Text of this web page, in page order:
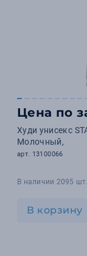
Цена по
Худи унисекс
Молочный,
арт. 13100066
В наличии 2095 шт.
В корзину